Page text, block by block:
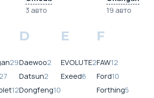
3 авто
19 авто
29
12
D
Daewoo2
Datsun2
Dongfeng10
E
EVOLUTE2
Exeed6
F
FAW12
Ford10
Forthing5